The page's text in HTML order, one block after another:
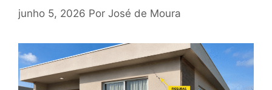
junho 5, 2026 Por José de Moura